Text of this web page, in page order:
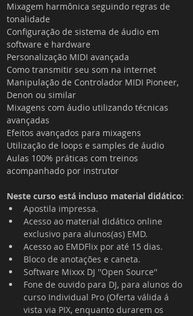
Mixagem harmônica seguindo regras de
tonalidade
Configuração de sistema de áudio em
software e hardware
Personalização MIDI avançada
Como transmitir seu som na internet
Manipulação de Controlador MIDI Pioneer,
Denon ou similar
Mixagens com áudio utilizando técnicas
avançadas
Efeitos avançados para mixagens
Utilização de loops e samples de áudio
Aulas 100% práticas com treinos
acompanhado por instrutor
Neste curso está incluso material didático:
Apostila impressa.
Acesso ao material didático online
exclusivo para alunos(as) EMD.
Acesso ao EMDFlix por até 15 dias.
Bloco de anotações e caneta.
Software Mixxx DJ ''Open Source''
Fone de ouvido para DJ, para alunos do
curso Individual Pro (Oferta válida á
vista via PIX, enquanto durarem os